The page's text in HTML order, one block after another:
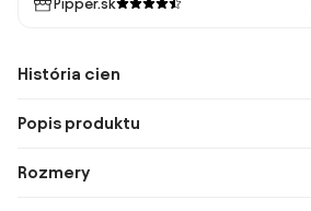
Pipper.sk
História cien
Popis produktu
Rozmery